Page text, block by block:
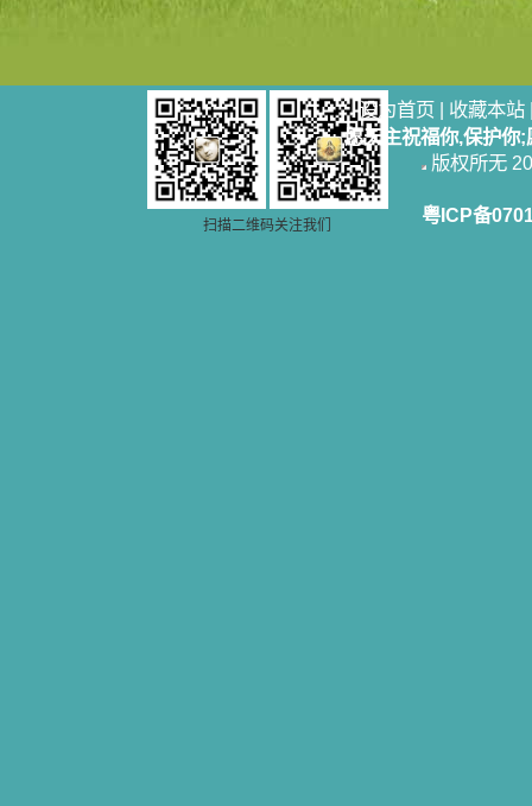
扫描二维码关注我们
设为首页 | 收藏本站
愿天主祝福你,保护你
版权所无
粤ICP备